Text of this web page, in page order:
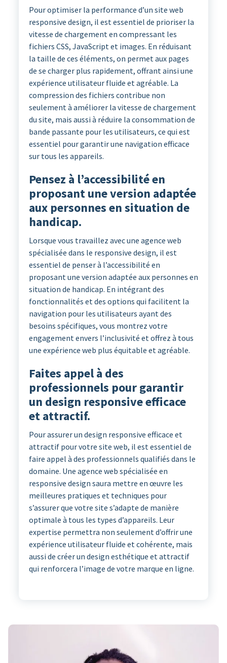
Pour optimiser la performance d’un site web
responsive design, il est essentiel de prioriser la
vitesse de chargement en compressant les
fichiers CSS, JavaScript et images. En réduisant
la taille de ces éléments, on permet aux pages
de se charger plus rapidement, offrant ainsi une
expérience utilisateur fluide et agréable. La
compression des fichiers contribue non
seulement à améliorer la vitesse de chargement
du site, mais aussi à réduire la consommation de
bande passante pour les utilisateurs, ce qui est
essentiel pour garantir une navigation efficace
sur tous les appareils.
Pensez à l’accessibilité en
proposant une version adaptée
aux personnes en situation de
handicap.
Lorsque vous travaillez avec une agence web
spécialisée dans le responsive design, il est
essentiel de penser à l’accessibilité en
proposant une version adaptée aux personnes en
situation de handicap. En intégrant des
fonctionnalités et des options qui facilitent la
navigation pour les utilisateurs ayant des
besoins spécifiques, vous montrez votre
engagement envers l’inclusivité et offrez à tous
une expérience web plus équitable et agréable.
Faites appel à des
professionnels pour garantir
un design responsive efficace
et attractif.
Pour assurer un design responsive efficace et
attractif pour votre site web, il est essentiel de
faire appel à des professionnels qualifiés dans le
domaine. Une agence web spécialisée en
responsive design saura mettre en œuvre les
meilleures pratiques et techniques pour
s’assurer que votre site s’adapte de manière
optimale à tous les types d’appareils. Leur
expertise permettra non seulement d’offrir une
expérience utilisateur fluide et cohérente, mais
aussi de créer un design esthétique et attractif
qui renforcera l’image de votre marque en ligne.